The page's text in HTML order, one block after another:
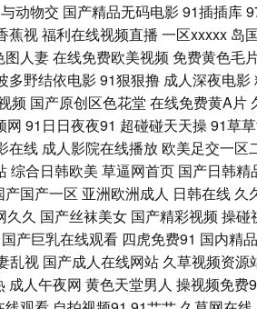
美人妻干K 欧美黄一片 色色一本岛色 欧亚韩日
妖视频 激情另类春色 都市激情色色 91中文足交
微拍福利91 欧洲性爱av 欧美人视频 精品第9页
老妇BB系列 后入大屁股 成人一级影片 91网址
福利资源网 婷婷亚洲色 欧美欧美欧美欧美 久草
韩 午夜色色片 日韩人妻伦理 女同伦理片 久草资
线 国产无人区大片 三级片网av 欧美无砖砖区
动物交 国产精品无码电影91插插库
蕉视福利在线视频直播 一区xxxxx 岛
图人妻在线免费欧美视频 免费黄色毛
多野结依电影91狠狠撸 成人深夜电影
频 国产原创区色花堂 在线免费黄A片
网 91日日夜夜91 超碰碰天天操91草
在线 成人影院在线播放 欧美足交一区
综合日韩欧美 草逼网首页 国产日韩精
产国产一区 亚洲欧洲成人 日韩在线 久
久久 国产丝袜美女 国产精彩视频 操碰
国产巨乳在线观看 四虎免费91 国内精
乱视 国产成人在线网站 久草视频资源
成人午夜网 黄色天堂男人 操视频免费